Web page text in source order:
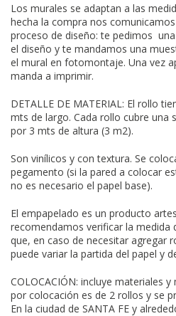
Los murales se adaptan a las
hecha la compra nos
proceso de diseño: te pedimos
el diseño y te mandamos una
el mural en fotomontaje. Una vez
manda a imprimir.
DETALLE DE MATERIAL: El rollo
mts de largo. Cada rollo cubre una
por 3 mts de altura (3 m2).
Son vinílicos y con textura. Se
pegamento (si la pared a colocar
no es necesario el papel base).
El empapelado es un producto
recomendamos verificar la medida
que, en caso de necesitar agregar
puede variar la partida del papel y
COLOCACIÓN: incluye materiales
por colocación es de 2 rollos y se
En la ciudad de SANTA FE y